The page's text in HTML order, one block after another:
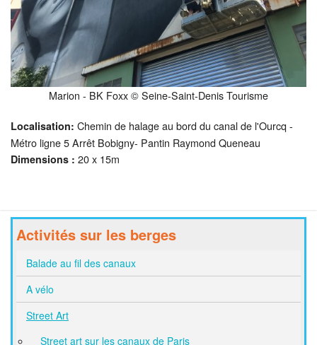
Marion - BK Foxx © Seine-Saint-Denis Tourisme
Localisation: Chemin de halage au bord du canal de l'Ourcq -
Métro ligne 5 Arrêt Bobigny- Pantin Raymond Queneau
Dimensions : 20 x 15m
Activités sur les berges
Balade au fil des canaux
A vélo
Street Art
Street art sur les canaux de Paris